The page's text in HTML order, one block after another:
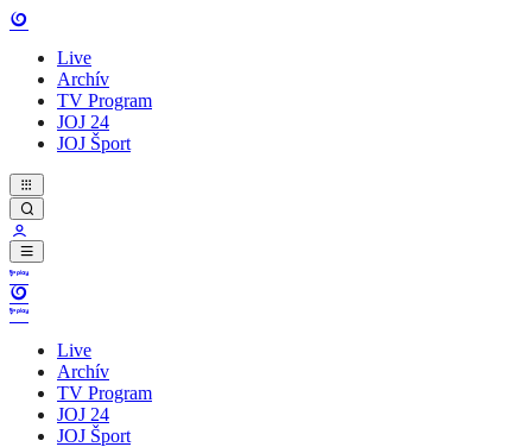
Live
Archív
TV Program
JOJ 24
JOJ Šport
Live
Archív
TV Program
JOJ 24
JOJ Šport